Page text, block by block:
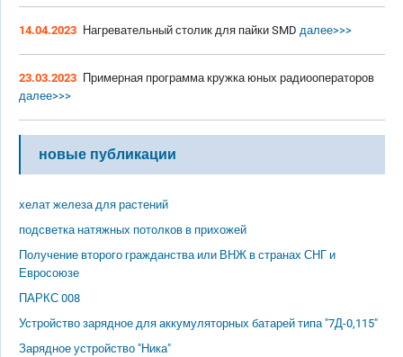
14.04.2023 Нагревательный столик для пайки SMD далее>>>
23.03.2023 Примерная программа кружка юных радиооператоров
далее>>>
новые публикации
хелат железа для растений
подсветка натяжных потолков в прихожей
Получение второго гражданства или ВНЖ в странах СНГ и
Евросоюзе
ПАРКС 008
Устройство зарядное для аккумуляторных батарей типа "7Д-0,115"
Зарядное устройство "Ника"